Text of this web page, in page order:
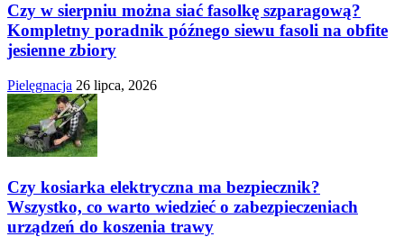
Czy w sierpniu można siać fasolkę szparagową?
Kompletny poradnik późnego siewu fasoli na obfite
jesienne zbiory
Pielęgnacja 26 lipca, 2026
Czy kosiarka elektryczna ma bezpiecznik?
Wszystko, co warto wiedzieć o zabezpieczeniach
urządzeń do koszenia trawy